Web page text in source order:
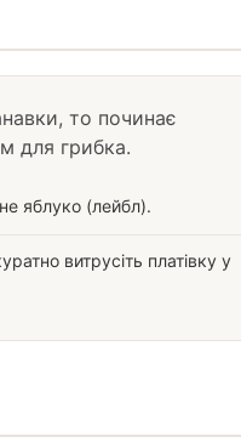
то починає
для грибка.
яблуко (лейбл).
витрусіть платівку у